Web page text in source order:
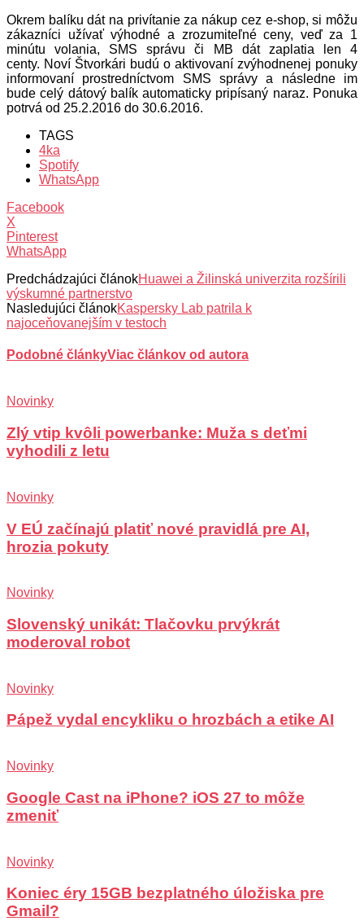
Okrem balíku dát na privítanie za nákup cez e-shop, si môžu
zákazníci užívať výhodné a zrozumiteľné ceny, veď za 1
minútu volania, SMS správu či MB dát zaplatia len 4
centy. Noví Štvorkári budú o aktivovaní zvýhodnenej ponuky
informovaní prostredníctvom SMS správy a následne im
bude celý dátový balík automaticky pripísaný naraz. Ponuka
potrvá od 25.2.2016 do 30.6.2016.
TAGS
4ka
Spotify
WhatsApp
Facebook
X
Pinterest
WhatsApp
Predchádzajúci článokHuawei a Žilinská univerzita rozšírili
výskumné partnerstvo
Nasledujúci článokKaspersky Lab patrila k
najoceňovanejším v testoch
Podobné článkyViac článkov od autora
Novinky
Zlý vtip kvôli powerbanke: Muža s deťmi
vyhodili z letu
Novinky
V EÚ začínajú platiť nové pravidlá pre AI,
hrozia pokuty
Novinky
Slovenský unikát: Tlačovku prvýkrát
moderoval robot
Novinky
Pápež vydal encykliku o hrozbách a etike AI
Novinky
Google Cast na iPhone? iOS 27 to môže
zmeniť
Novinky
Koniec éry 15GB bezplatného úložiska pre
Gmail?